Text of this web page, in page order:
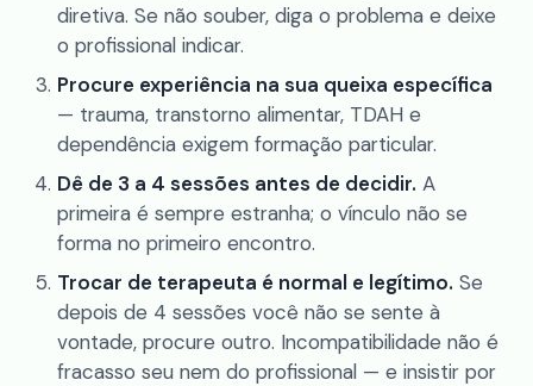
diretiva. Se não souber, diga o problema e deixe
o profissional indicar.
Procure experiência na sua queixa específica
— trauma, transtorno alimentar, TDAH e
dependência exigem formação particular.
Dê de 3 a 4 sessões antes de decidir. A
primeira é sempre estranha; o vínculo não se
forma no primeiro encontro.
Trocar de terapeuta é normal e legítimo. Se
depois de 4 sessões você não se sente à
vontade, procure outro. Incompatibilidade não é
fracasso seu nem do profissional — e insistir por